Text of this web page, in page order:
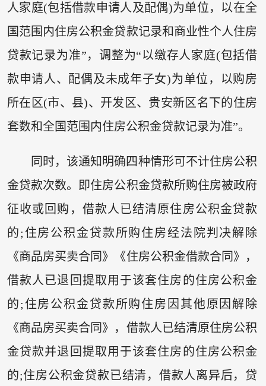
人家庭(包括借款申请人及配偶)为单位，以在全
国范围内住房公积金贷款记录和商业性个人住房
贷款记录为准”，调整为“以缴存人家庭(包括借
款申请人、配偶及未成年子女)为单位，以购房
所在区(市、县)、开发区、贵安新区名下的住房
套数和全国范围内住房公积金贷款记录为准”。
同时，该通知明确四种情形可不计住房公积
金贷款次数。即住房公积金贷款所购住房被政府
征收或回购，借款人已结清原住房公积金贷款
的;住房公积金贷款所购住房经法院判决解除
《商品房买卖合同》《住房公积金借款合同》，
借款人已退回提取用于该套住房的住房公积金
的;住房公积金贷款所购住房因其他原因解除
《商品房买卖合同》，借款人已结清原住房公积
金贷款并退回提取用于该套住房的住房公积金
的;住房公积金贷款已结清，借款人离异后，贷